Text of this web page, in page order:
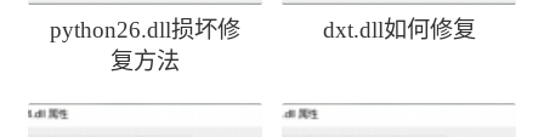
python26.dll损坏修
复方法
dxt.dll如何修复